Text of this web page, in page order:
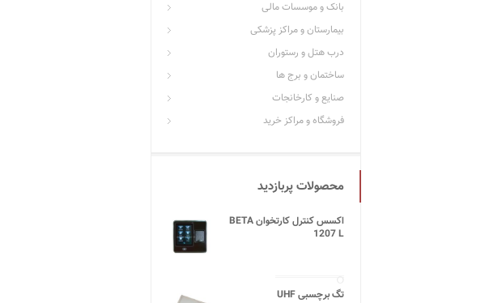
بانک و موسسات مالی
بیمارستان و مراکز پزشکی
درب هتل و رستوران
ساختمان و برج ها
صنایع و کارخانجات
فروشگاه و مراکز خرید
محصولات پربازدید
اکسس کنترل کارتخوان BETA
1207 L
تگ برچسبی UHF